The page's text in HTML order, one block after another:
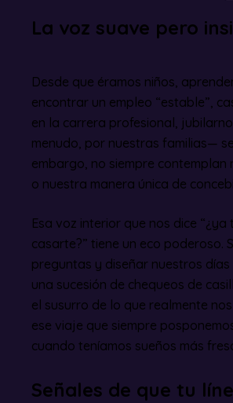
La voz suave pero
Desde que éramos niños,
encontrar un empleo “estable”,
en la carrera profesional,
menudo, por nuestras familias—
embargo, no siempre
o nuestra manera única de
Esa voz interior que nos dice
casarte?” tiene un eco poderoso.
preguntas y diseñar nuestros
una sucesión de chequeos de
el susurro de lo que realmente
ese viaje que siempre
cuando teníamos sueños más
Señales de que tu